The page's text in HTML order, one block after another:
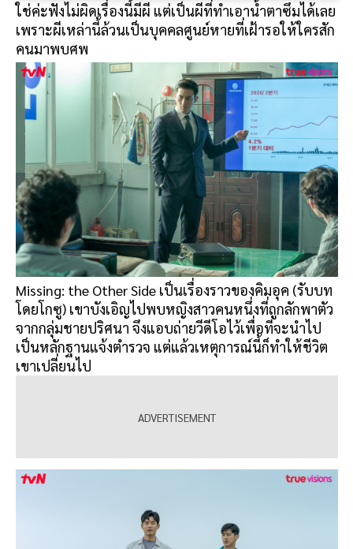
ใช่ค่ะฟังไม่ผิดเรื่องนี้มีผี แต่เป็นผีที่ทำเอาน้ำตาซึมได้เลย
เพราะผีเหล่านี้ล้วนเป็นบุคคลศูนย์หายที่เฝ้ารอให้ใครสัก
คนมาพบศพ
Missing: the Other Side เป็นเรื่องราวของคิมอุค (รับบท
โดยโกซู) เขาบังเอิญไปพบหญิงสาวคนหนึ่งที่ถูกลักพาตัว
จากกลุ่มชายปริศนา จึงแอบถ่ายวีดีโอไว้เพื่อที่จะนำไป
เป็นหลักฐานแจ้งตำรวจ แต่แล้วเหตุการณ์นี้ก็ทำให้ชีวิต
เขาเปลี่ยนไป